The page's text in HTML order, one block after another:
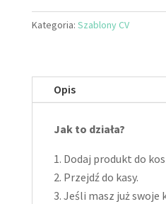
wycieczek
|
Hotelarz
|
Kategoria: Szablony CV
Opis
Jak to działa?
Dodaj produkt do
Przejdź do kasy.
Jeśli masz już swoje